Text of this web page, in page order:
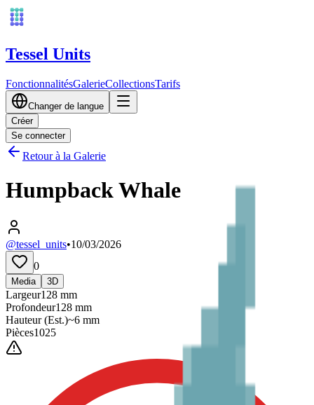
Tessel Units
FonctionnalitésGalerieCollectionsTarifs
Changer de langue
Créer
Se connecter
Retour à la Galerie
Humpback Whale
@tessel_units•10/03/2026
0
Media 3D
Largeur128 mm
Profondeur128 mm
Hauteur(Est.)~6 mm
Pièces1025